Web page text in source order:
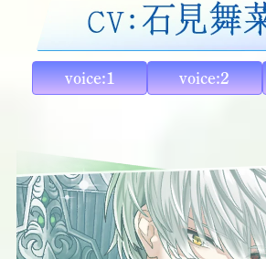
voice:1 voice:2